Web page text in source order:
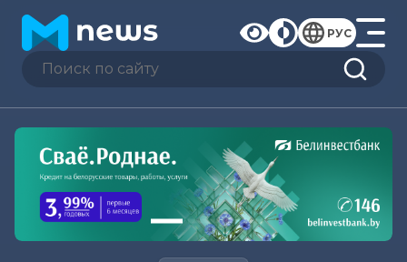
РУС